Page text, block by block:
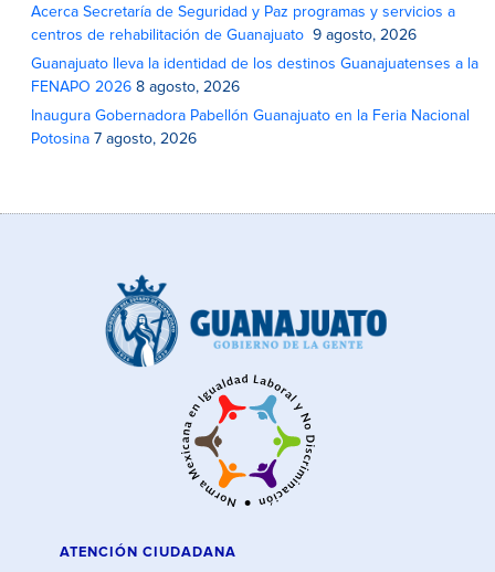
Acerca Secretaría de Seguridad y Paz programas y servicios a
centros de rehabilitación de Guanajuato
9 agosto, 2026
Guanajuato lleva la identidad de los destinos Guanajuatenses a la
FENAPO 2026 8 agosto, 2026
Inaugura Gobernadora Pabellón Guanajuato en la Feria Nacional
Potosina 7 agosto, 2026
ATENCIÓN CIUDADANA